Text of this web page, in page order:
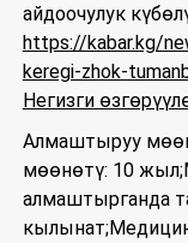
айдоочулук
https://kabar.kg/
keregi-zhok-
Негизги
Алмаштыруу
мөөнөтү: 10
алмаштырганда